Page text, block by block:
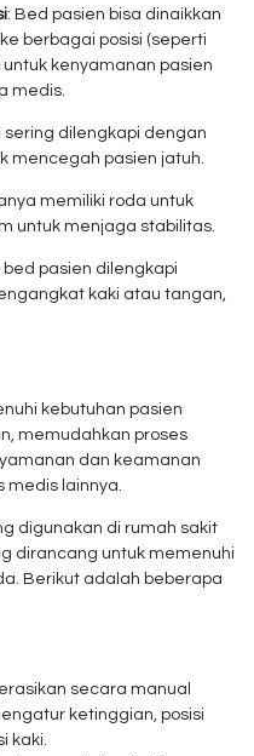
: Bed pasien bisa dinaikkan
berbagai posisi (seperti
kenyamanan pasien
medis.
sering dilengkapi dengan
mencegah pasien jatuh.
memiliki roda untuk
untuk menjaga stabilitas.
bed pasien dilengkapi
kaki atau tangan,
kebutuhan pasien
memudahkan proses
dan keamanan
medis lainnya.
digunakan di rumah sakit
dirancang untuk memenuhi
Berikut adalah beberapa
secara manual
ketinggian, posisi
kaki.